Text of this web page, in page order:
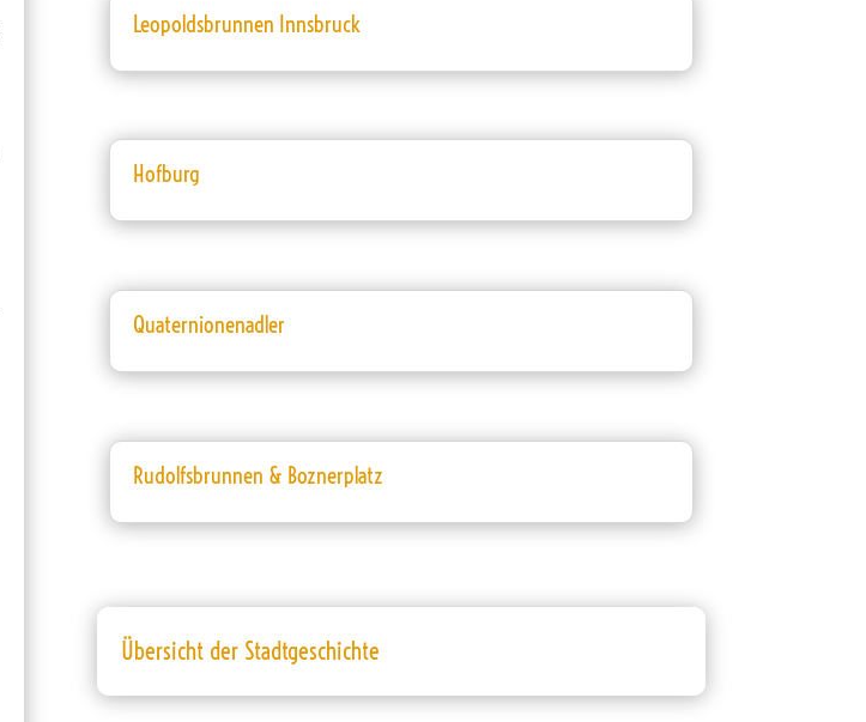
Leopoldsbrunnen Innsbruck
Hofburg
Quaternionenadler
Rudolfsbrunnen & Boznerplatz
Übersicht der Stadtgeschichte